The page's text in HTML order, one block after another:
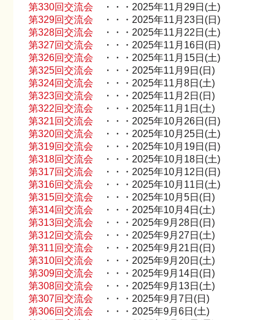
第330回交流会 ・・・2025年11月29日(土)
第329回交流会 ・・・2025年11月23日(日)
第328回交流会 ・・・2025年11月22日(土)
第327回交流会 ・・・2025年11月16日(日)
第326回交流会 ・・・2025年11月15日(土)
第325回交流会 ・・・2025年11月9日(日)
第324回交流会 ・・・2025年11月8日(土)
第323回交流会 ・・・2025年11月2日(日)
第322回交流会 ・・・2025年11月1日(土)
第321回交流会 ・・・2025年10月26日(日)
第320回交流会 ・・・2025年10月25日(土)
第319回交流会 ・・・2025年10月19日(日)
第318回交流会 ・・・2025年10月18日(土)
第317回交流会 ・・・2025年10月12日(日)
第316回交流会 ・・・2025年10月11日(土)
第315回交流会 ・・・2025年10月5日(日)
第314回交流会 ・・・2025年10月4日(土)
第313回交流会 ・・・2025年9月28日(日)
第312回交流会 ・・・2025年9月27日(土)
第311回交流会 ・・・2025年9月21日(日)
第310回交流会 ・・・2025年9月20日(土)
第309回交流会 ・・・2025年9月14日(日)
第308回交流会 ・・・2025年9月13日(土)
第307回交流会 ・・・2025年9月7日(日)
第306回交流会 ・・・2025年9月6日(土)